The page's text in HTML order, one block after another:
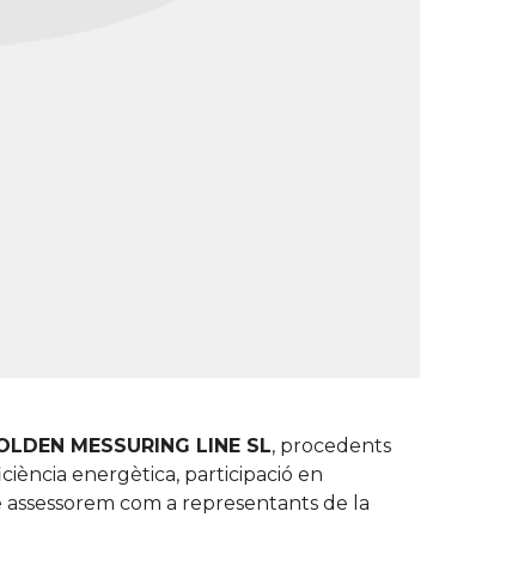
MESSURING LINE SL, procedents
energètica, participació en
com a representants de la